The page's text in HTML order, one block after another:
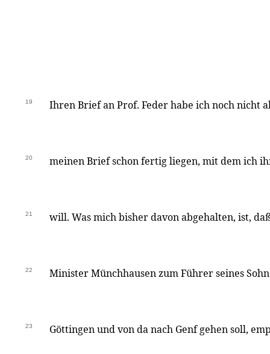
19 Ihren Brief an Prof. Feder habe ich noch nicht
20 meinen Brief schon fertig liegen, mit dem ich
21 will. Was mich bisher davon abgehalten, ist,
22 Minister Münchhausen zum Führer seines
23 Göttingen und von da nach Genf gehen soll,